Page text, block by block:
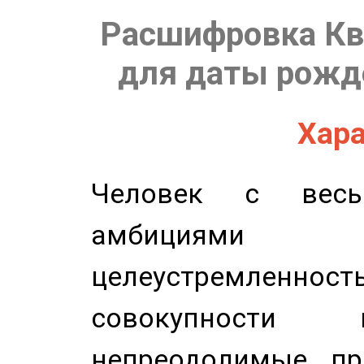
Расшифровка
для даты
Человек с